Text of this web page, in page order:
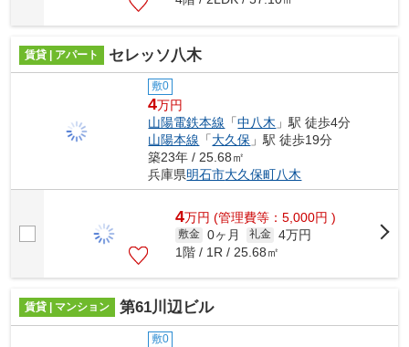
賃貸 | アパート セレッソ八木
敷0
4万円
山陽電鉄本線 「中八木 」駅 徒歩4分
山陽本線 「大久保 」駅 徒歩19分
築23年 / 25.68㎡
兵庫県明石市大久保町八木
4万円 (管理費等：5,000円 )
敷金 0ヶ月 礼金 4万円
1階 / 1R / 25.68㎡
賃貸 | マンション 第61川辺ビル
敷0